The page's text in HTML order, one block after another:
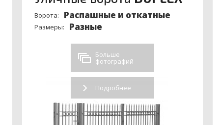
Ворота: Распашные и откатные
Размеры: Разные
Больше
фотографий
Подробнее